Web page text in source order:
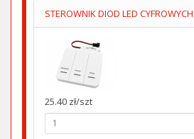
STEROWNIK DIOD LED
25.40 zł/szt